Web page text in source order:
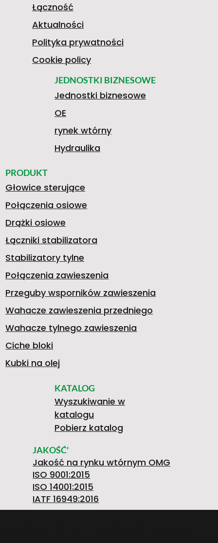
JEDNOSTKI BIZNESOWE
Jednostki biznesowe
OE
rynek wtórny
Hydraulika
PRODUKT
Głowice sterujące
Połączenia osiowe
Drążki osiowe
Łączniki stabilizatora
Stabilizatory tylne
Połączenia zawieszenia
Przeguby wsporników zawieszenia
Wahacze zawieszenia przedniego
Wahacze tylnego zawieszenia
Ciche bloki
Kubki na olej
KATALOG
Wyszukiwanie w
katalogu
Pobierz katalog
JAKOŚĆ'
Jakość na rynku wtórnym OMG
ISO 9001:2015
ISO 14001:2015
IATF 16949:2016
Łączność
Aktualności
Polityka prywatności
Cookie policy